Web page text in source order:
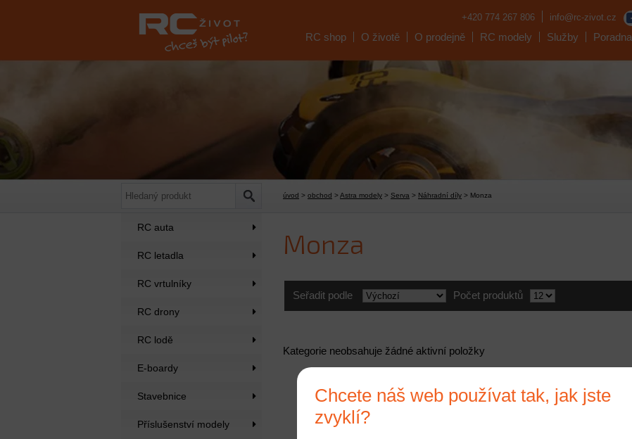
+420 774 267 806 info@rc-zivot.cz
RC shop O životě O prodejně RC modely Služby Poradna
úvod > obchod >Astra modely > Serva > Náhradní díly > Monza
RC auta
RC letadla
RC vrtulníky
RC drony
RC lodě
E-boardy
Stavebnice
Příslušenství modely
Monza
Seřadit podle Počet produktů
Kategorie neobsahuje žádné aktivní položky
Chcete náš web používat tak, jak jste
zvyklí?